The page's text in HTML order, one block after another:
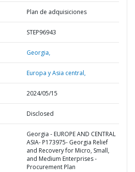
Plan de adquisiciones
STEP96943
Georgia,
Europa y Asia central,
2024/05/15
Disclosed
Georgia - EUROPE AND CENTRAL
ASIA- P173975- Georgia Relief
and Recovery for Micro, Small,
and Medium Enterprises -
Procurement Plan